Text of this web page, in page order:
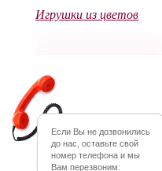
Игрушки из цветов
Если Вы не дозвонились
до нас, оставьте свой
номер телефона и мы
Вам перезвоним: